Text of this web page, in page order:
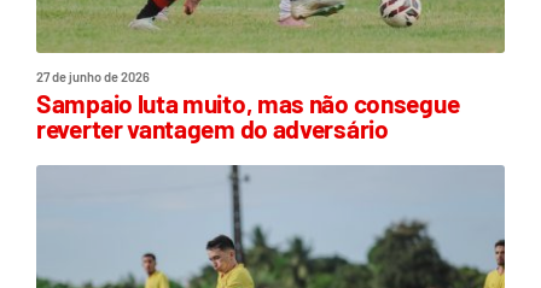
27 de junho de 2026
Sampaio luta muito, mas não consegue
reverter vantagem do adversário